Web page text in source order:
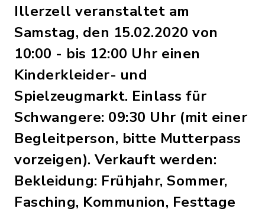
Illerzell veranstaltet am
Samstag, den 15.02.2020 von
10:00 - bis 12:00 Uhr einen
Kinderkleider- und
Spielzeugmarkt. Einlass für
Schwangere: 09:30 Uhr (mit einer
Begleitperson, bitte Mutterpass
vorzeigen). Verkauft werden:
Bekleidung: Frühjahr, Sommer,
Fasching, Kommunion, Festtage